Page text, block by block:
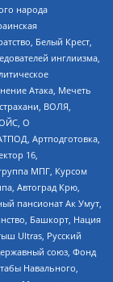
народа
Белый Крест,
инглиизма,
Атака, Мечеть
ВОЛЯ,
О
Артподготовка,
16,
МПГ, Курсом
Автоград Крю,
пансионат Ак Умут,
Башкорт, Нация
Ultras, Русский
союз, Фонд
Навального,